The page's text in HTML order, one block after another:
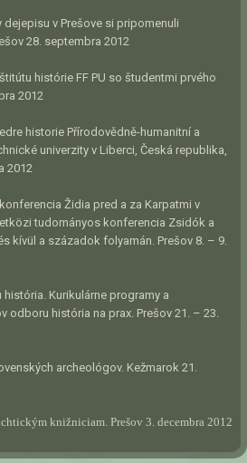
v Prešove si pripomenuli
28. septembra 2012
histórie FF PU so študentmi prvého
2012
historie Přírodovědně-humanitní a
univerzity v Liberci, Česká republika,
2012
Židia pred a za Karpatmi v
tudományos konferencia Zsidók a
kívül a századok folyamán. Prešov 8. – 9.
Kurikulárne programy a
odboru história na prax. Prešov 21. – 23.
archeológov. Kežmarok 21.
knižniciam. Prešov 3. decembra 2012